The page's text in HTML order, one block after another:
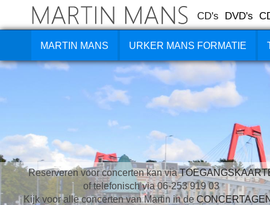
CD's DVD's
MARTIN MANS URKER MANS FORMATIE
Reserveren voor concerten kan via
of telefonisch via 06-253 919 03
Kijk voor alle concerten van Martin in de